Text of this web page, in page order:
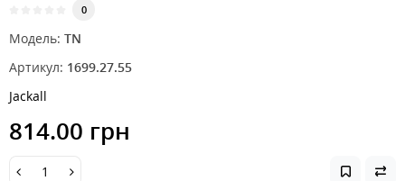
0
Модель: TN
Артикул: 1699.27.55
Jackall
814.00 грн